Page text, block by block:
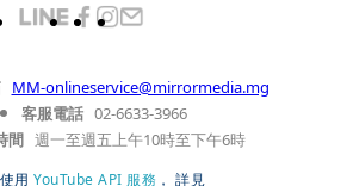
MM-onlineservice@mirrormedia.mg
客服電話 02-6633-3966
間 週一至週五上午10時至下午6時
用 YouTube API 服務 ， 詳見